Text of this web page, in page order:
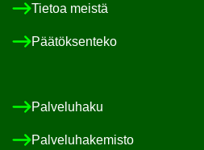
Tie­toa meis­tä
Pää­tök­sen­te­ko
Pal­ve­lu­ha­ku
Pal­ve­lu­ha­ke­mis­to